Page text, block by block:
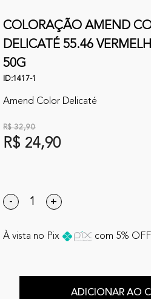
COLORAÇÃO AMEND
DELICATÉ 55.46
50G
ID:1417-1
Amend Color Delicaté
R$ 32,90
R$ 24,90
- +
À vista no Pix com 5% OFF
ADICIONAR AO